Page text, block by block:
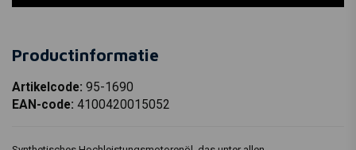
Productinformatie
Artikelcode: 95-1690
EAN-code: 4100420015052